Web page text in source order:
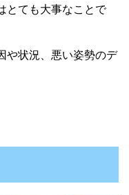
とても大事なことで
や状況、悪い姿勢のデ